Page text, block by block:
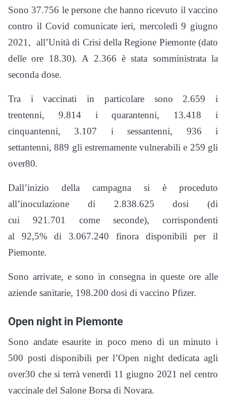
Sono 37.756 le persone che hanno ricevuto il vaccino
contro il Covid comunicate ieri, mercoledì 9 giugno
2021, all’Unità di Crisi della Regione Piemonte (dato
delle ore 18.30). A 2.366 è stata somministrata la
seconda dose.
Tra i vaccinati in particolare sono 2.659 i
trentenni, 9.814 i quarantenni, 13.418 i
cinquantenni, 3.107 i sessantenni, 936 i
settantenni, 889 gli estremamente vulnerabili e 259 gli
over80.
Dall’inizio della campagna si è proceduto
all’inoculazione di 2.838.625 dosi (di
cui 921.701 come seconde), corrispondenti
al 92,5% di 3.067.240 finora disponibili per il
Piemonte.
Sono arrivate, e sono in consegna in queste ore alle
aziende sanitarie, 198.200 dosi di vaccino Pfizer.
Open night in Piemonte
Sono andate esaurite in poco meno di un minuto i
500 posti disponibili per l’Open night dedicata agli
over30 che si terrà venerdì 11 giugno 2021 nel centro
vaccinale del Salone Borsa di Novara.